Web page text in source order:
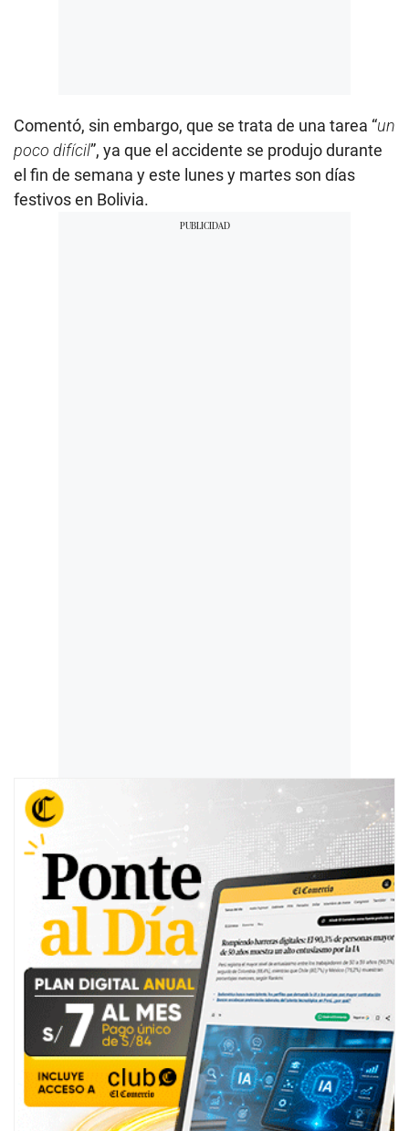
Comentó, sin embargo, que se trata de una tarea “un
poco difícil”, ya que el accidente se produjo durante
el fin de semana y este lunes y martes son días
festivos en Bolivia.